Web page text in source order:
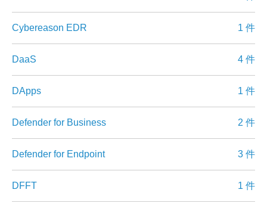
Cybereason EDR 1 件
DaaS 4 件
DApps 1 件
Defender for Business 2 件
Defender for Endpoint 3 件
DFFT 1 件